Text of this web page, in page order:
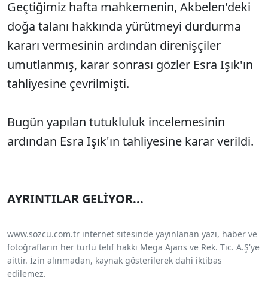
Geçtiğimiz hafta mahkemenin, Akbelen'deki
doğa talanı hakkında yürütmeyi durdurma
kararı vermesinin ardından direnişçiler
umutlanmış, karar sonrası gözler Esra Işık'ın
tahliyesine çevrilmişti.
Bugün yapılan tutukluluk incelemesinin
ardından Esra Işık'ın tahliyesine karar verildi.
AYRINTILAR GELİYOR...
www.sozcu.com.tr internet sitesinde yayınlanan yazı, haber ve
fotoğrafların her türlü telif hakkı Mega Ajans ve Rek. Tic. A.Ş'ye
aittir. İzin alınmadan, kaynak gösterilerek dahi iktibas
edilemez.